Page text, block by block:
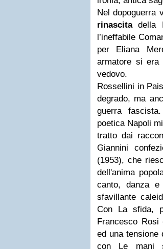
Nel dopoguerra
rinascitadella
l’ineffabile
per Eliana
armatore si era
vedovo.
Rossellini in
degrado, ma
guerra
poetica Napoli
tratto dai
Giannini
(1953), che
dell'anima
canto, danza e
sfavillante
Con La sfida,
Francesco Rosi
ed una tensione
con Le mani